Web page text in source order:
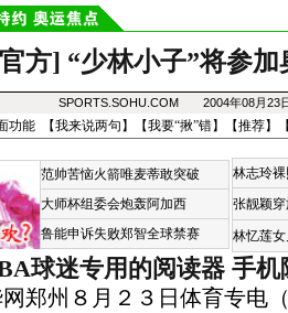
方] “少林小子”将参
SPORTS.SOHU.COM 2004年08月
功能 【我来说两句 】【我要“揪”错】【推荐】
范帅苦恼火箭唯麦蒂敢突破
大师杯组委会炮轰阿加西
鲁能申诉失败郑智全球禁赛
林志玲
张靓颖
林忆莲
球迷专用的阅读器 手机
州８月２３日体育专电（